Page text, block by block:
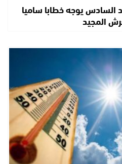
السادس يوجه خطابا ساميا
المجيد